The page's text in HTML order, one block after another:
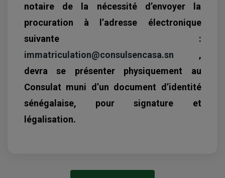
notaire de la nécessité d’envoyer la
procuration à l’adresse électronique
suivante :
immatriculation@consulsencasa.sn ,
devra se présenter physiquement au
Consulat muni d’un document d’identité
sénégalaise, pour signature et
légalisation.